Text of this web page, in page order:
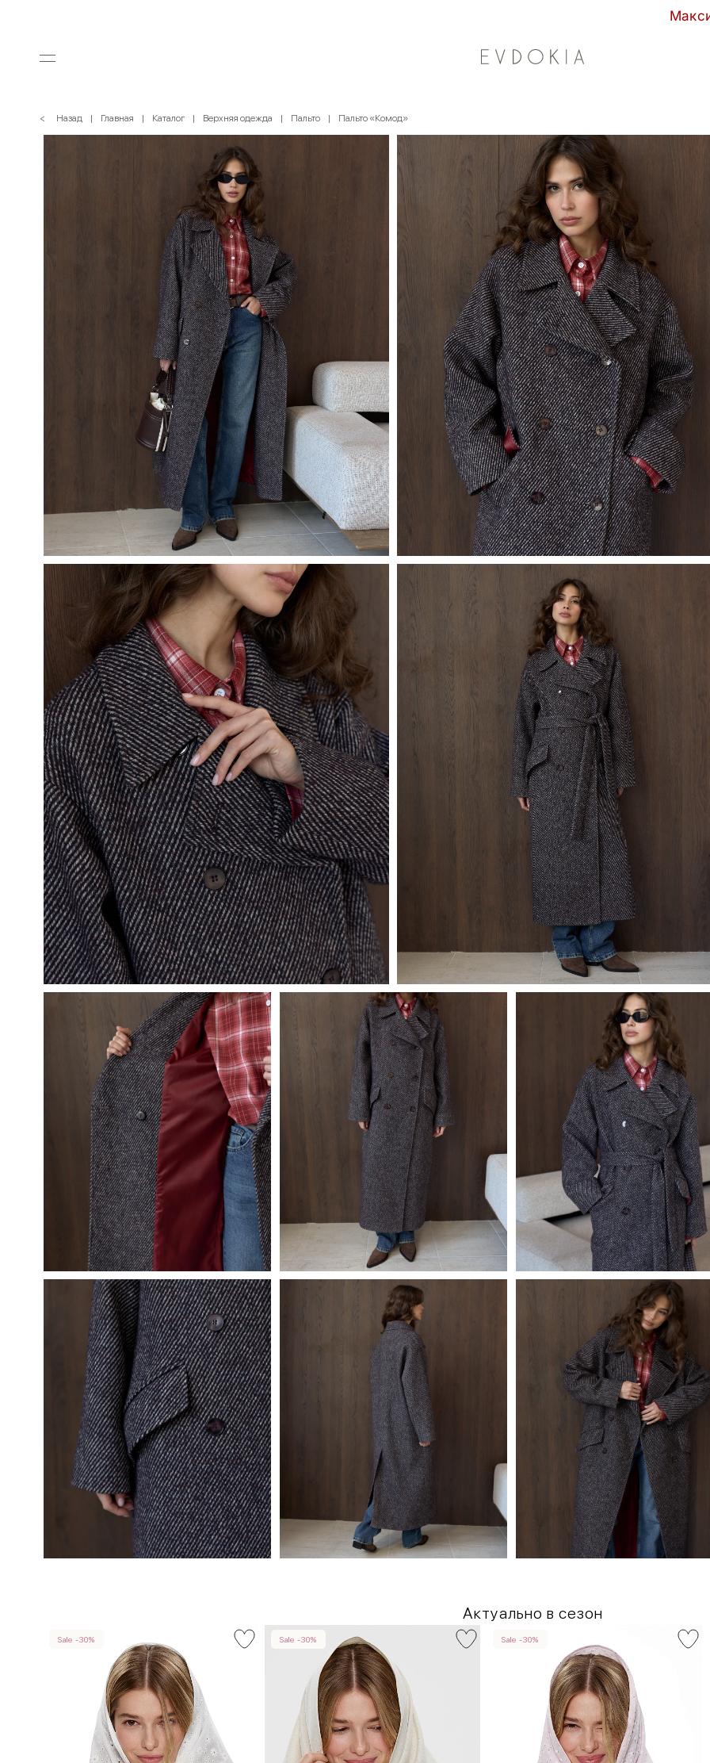
Максимальные скидки
< Назад Главная Каталог Верхняя одежда Пальто Пальто «Комод»
Актуально в сезон
Sale -30% Sale -30% Sale -30%